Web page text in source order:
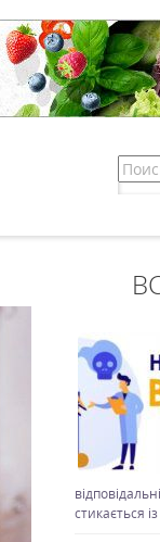
стикається із